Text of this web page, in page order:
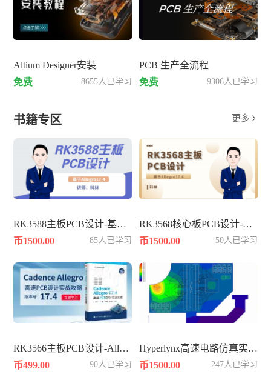
Altium Designer安装
免费
8655人已学习
PCB 生产全流程
免费
9306人已学习
书籍专区 更多 
RK3588主板PCB设计-基于Allegro17.4
币1500.00
85人已学习
RK3568核心板PCB设计-基于Allegro17.4
币1500.00
50人已学习
RK3566主板PCB设计-Allegro17.4
币499.00
90人已学习
Hyperlynx高速电路仿真实战知识
币1500.00
247人已学习